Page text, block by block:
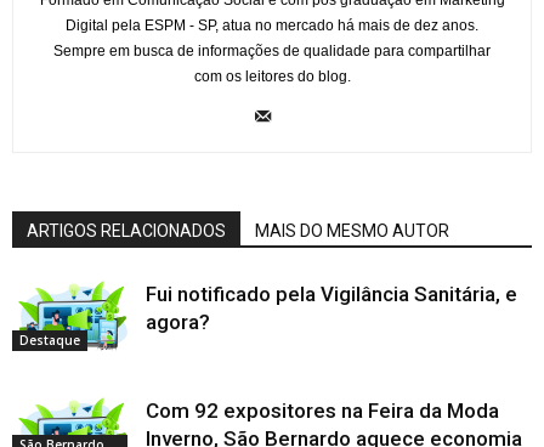
Digital pela ESPM - SP, atua no mercado há mais de dez anos.
Sempre em busca de informações de qualidade para compartilhar
com os leitores do blog.
ARTIGOS RELACIONADOS MAIS DO MESMO AUTOR
Destaque
Fui notificado pela Vigilância Sanitária, e
agora?
Com 92 expositores na Feira da Moda
Inverno, São Bernardo aquece economia